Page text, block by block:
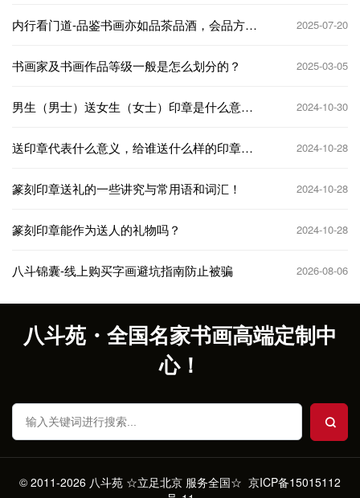
内行看门道-品鉴书画亦如品茶品酒，会品方得
2025-07-20
书画家及书画作品等级一般是怎么划分的？ 2025-03-05
男生（男士）送女生（女士）印章是什么意
2024-10-30
送印章代表什么意义，给谁送什么样的印章
2024-10-28
篆刻印章送礼的一些讲究与常用语和词汇！ 2024-10-28
篆刻印章能作为送人的礼物吗？ 2024-10-28
八斗锦囊-线上购买字画避坑指南防止被骗 2026-08-06
八斗苑・全国名家书画高端定制中
心！
© 2011-2026 八斗苑 ☆立足北京 服务全国☆ 京ICP备15015112